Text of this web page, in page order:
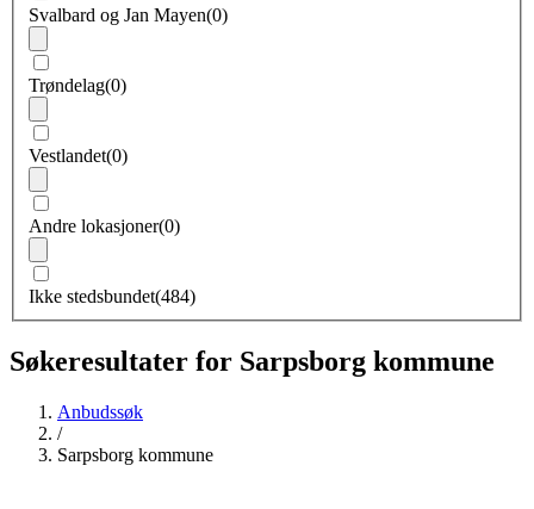
Svalbard og Jan Mayen(0)
Trøndelag(0)
Vestlandet(0)
Andre lokasjoner(0)
Ikke stedsbundet(484)
Søkeresultater for Sarpsborg kommune
Anbudssøk
/
Sarpsborg kommune